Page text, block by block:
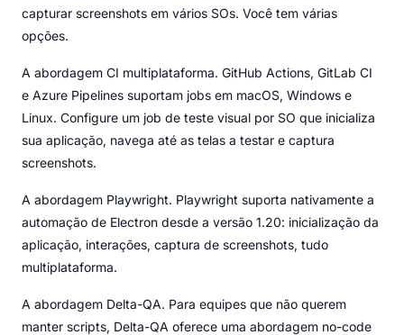
capturar screenshots em vários SOs. Você tem várias
opções.
A abordagem CI multiplataforma. GitHub Actions, GitLab CI
e Azure Pipelines suportam jobs em macOS, Windows e
Linux. Configure um job de teste visual por SO que inicializa
sua aplicação, navega até as telas a testar e captura
screenshots.
A abordagem Playwright. Playwright suporta nativamente a
automação de Electron desde a versão 1.20: inicialização da
aplicação, interações, captura de screenshots, tudo
multiplataforma.
A abordagem Delta-QA. Para equipes que não querem
manter scripts, Delta-QA oferece uma abordagem no-code